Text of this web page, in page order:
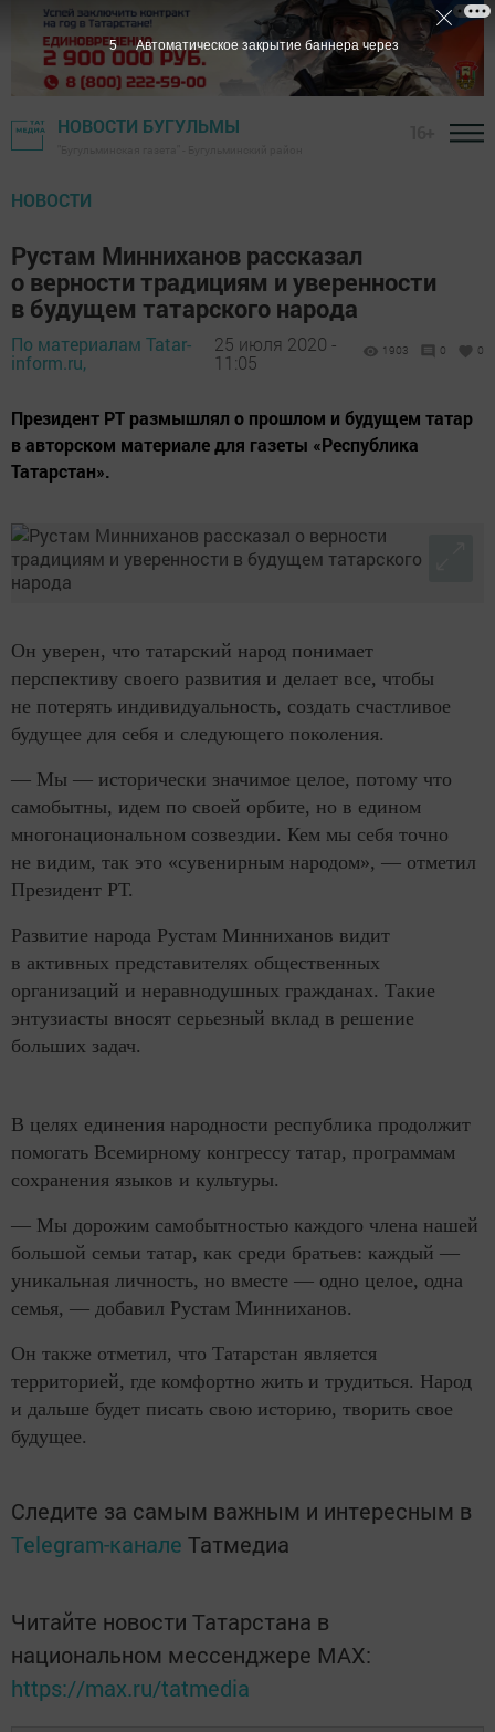
НОВОСТИ БУГУЛЬМЫ
НОВОСТИ
Рустам Минниханов рассказал
о верности традициям и уверенности
в будущем татарского народа
По материалам Tatar-
inform.ru,
25 июля 2020 -
11:05
1903 0 0
Президент РТ размышлял о прошлом и будущем татар
в авторском материале для газеты «Республика
Татарстан».
Он уверен, что татарский народ понимает
перспективу своего развития и делает все, чтобы
не потерять индивидуальность, создать счастливое
будущее для себя и следующего поколения.
— Мы — исторически значимое целое, потому что
самобытны, идем по своей орбите, но в едином
многонациональном созвездии. Кем мы себя точно
не видим, так это «сувенирным народом», — отметил
Президент РТ.
Развитие народа Рустам Минниханов видит
в активных представителях общественных
организаций и неравнодушных гражданах. Такие
энтузиасты вносят серьезный вклад в решение
больших задач.
В целях единения народности республика продолжит
помогать Всемирному конгрессу татар, программам
сохранения языков и культуры.
— Мы дорожим самобытностью каждого члена нашей
большой семьи татар, как среди братьев: каждый —
уникальная личность, но вместе — одно целое, одна
семья, — добавил Рустам Минниханов.
Он также отметил, что Татарстан является
территорией, где комфортно жить и трудиться. Народ
и дальше будет писать свою историю, творить свое
будущее.
Следите за самым важным и интересным в
Telegram-канале Татмедиа
Читайте новости Татарстана в
национальном мессенджере MАХ:
https://max.ru/tatmedia
3 Автоматическое закрытие баннера через